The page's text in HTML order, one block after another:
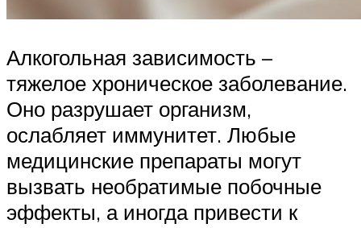
Алкогольная зависимость –
тяжелое хроническое заболевание.
Оно разрушает организм,
ослабляет иммунитет. Любые
медицинские препараты могут
вызвать необратимые побочные
эффекты, а иногда привести к